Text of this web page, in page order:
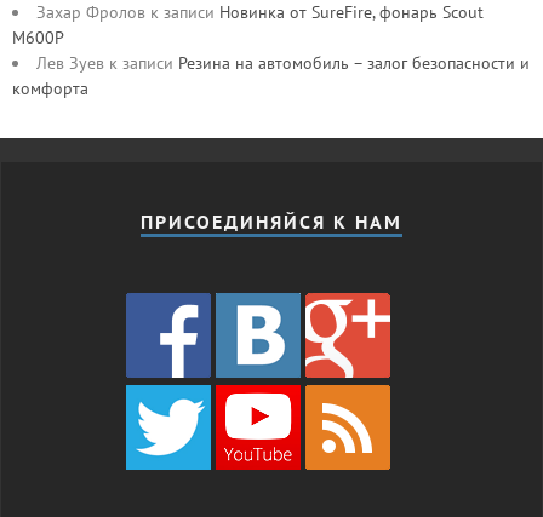
Захар Фролов к записи Новинка от SureFire, фонарь Scout
M600P
Лев Зуев к записи Резина на автомобиль – залог безопасности и
комфорта
ПРИСОЕДИНЯЙСЯ К НАМ